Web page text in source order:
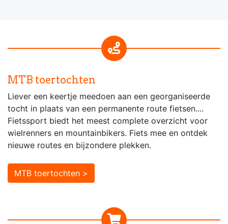
MTB toertochten
Liever een keertje meedoen aan een georganiseerde
tocht in plaats van een permanente route fietsen....
Fietssport biedt het meest complete overzicht voor
wielrenners en mountainbikers. Fiets mee en ontdek
nieuwe routes en bijzondere plekken.
MTB toertochten >